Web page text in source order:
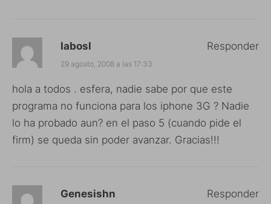
labosl
29 agosto, 2008 a las 17:33
hola a todos . esfera, nadie sabe por que este
programa no funciona para los iphone 3G ? Nadie
lo ha probado aun? en el paso 5 (cuando pide el
firm) se queda sin poder avanzar. Gracias!!!
Responder
Genesishn Responder